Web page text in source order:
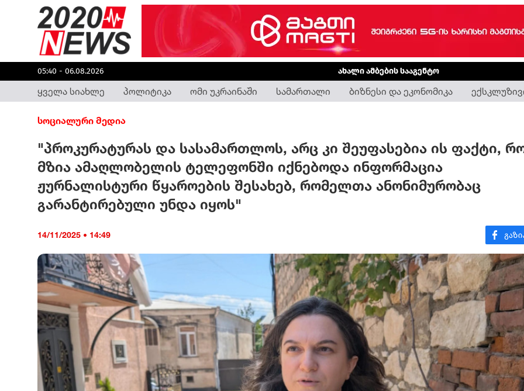
05:40 - 06.08.2026 ახალი ამბების სააგენტო
ყველა სიახლე პოლიტიკა ომი უკრაინაში სამართალი ბიზნესი და ეკონომიკა
სოციალური მედია
"პროკურატურას და სასამართლოს, არც კი შეუფასებია ის ფაქტი,
მზია ამაღლობელის ტელეფონში იქნებოდა ინფორმაცია
ჟურნალისტური წყაროების შესახებ, რომელთა ანონიმურობაც
გარანტირებული უნდა იყოს"
14/11/2025 • 14:49